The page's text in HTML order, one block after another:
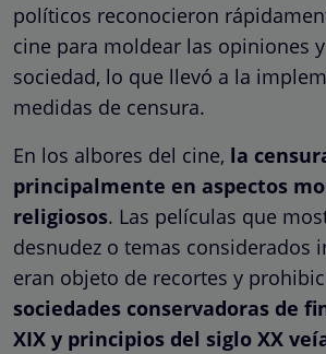
políticos reconocieron
cine para moldear las opiniones
sociedad, lo que llevó a la
medidas de censura.
En los albores del cine, la
principalmente en aspectos
religiosos. Las películas que
desnudez o temas considerados
eran objeto de recortes y
sociedades conservadoras de
XIX y principios del siglo XX